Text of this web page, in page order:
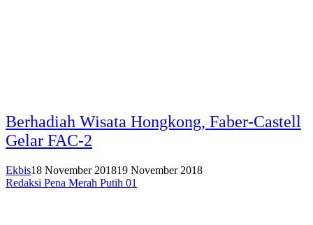
Berhadiah Wisata Hongkong, Faber-Castell
Gelar FAC-2
Ekbis18 November 201819 November 2018
Redaksi Pena Merah Putih 01